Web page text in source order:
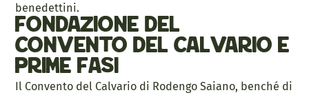
benedettini.
Fondazione del
Convento del Calvario e
prime fasi
Il Convento del Calvario di Rodengo Saiano, benché di